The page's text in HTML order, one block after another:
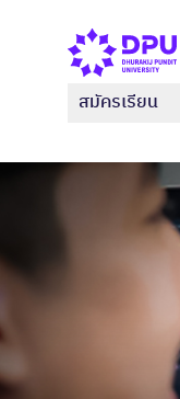
สมัครเรียน